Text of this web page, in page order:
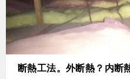
断熱工法。外断熱？内断